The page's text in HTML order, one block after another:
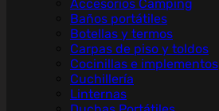
Accesorios Camping
Baños portátiles
Botellas y termos
Carpas de piso y toldos
Cocinillas e implementos
Cuchillería
Linternas